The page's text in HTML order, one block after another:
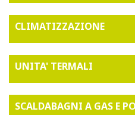
CLIMATIZZAZIONE
UNITA' TERMALI
SCALDABAGNI A GAS E